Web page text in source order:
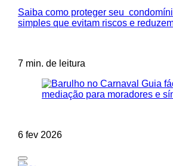
Saiba como proteger seu
simples que evitam riscos e
7 min. de leitura
6 fev 2026